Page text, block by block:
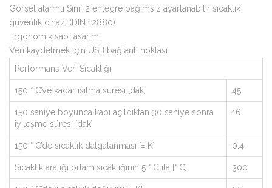
Görsel alarmlı Sınıf 2 entegre bağımsız ayarlanabilir sıcaklık
güvenlik cihazı (DIN 12880)
Ergonomik sap tasarımı
Veri kaydetmek için USB bağlantı noktası
Performans Veri Sıcaklığı
150 ° C’ye kadar ısıtma süresi [dak] 45
150 saniye boyunca kapı açıldıktan 30 saniye sonra
iyileşme süresi [dak]
16
150 ° C’de sıcaklık dalgalanması [± K] 0.4
Sıcaklık aralığı ortam sıcaklığının 5 ° C ila [° C] 300